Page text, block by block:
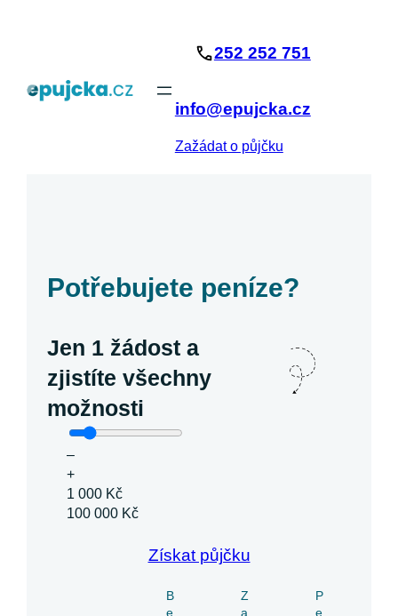
252 252 751
info@epujcka.cz
Zažádat o půjčku
Potřebujete peníze?
Jen 1 žádost a
zjistíte všechny
možnosti
–
+
1 000 Kč
100 000 Kč
Získat půjčku
B
e
Z
a
P
e